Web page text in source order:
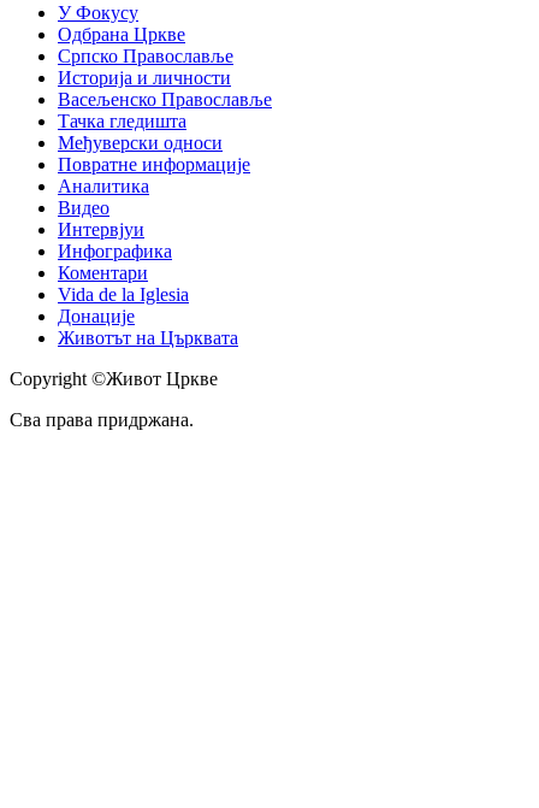
У Фокусу
Одбрана Цркве
Српско Православље
Историја и личности
Васељенско Православље
Тачка гледишта
Међуверски односи
Повратне информације
Аналитика
Видео
Интервјуи
Инфографика
Коментари
Vida de la Iglesia
Донације
Животът на Църквата
Copyright ©Живот Цркве
Сва права придржана.